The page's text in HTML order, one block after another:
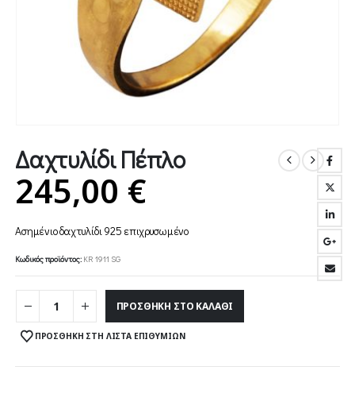
Δαχτυλίδι Πέπλο
245,00 €
Ασημένιο δαχτυλίδι 925 επιχρυσωμένο
Κωδικός προϊόντος: KR 1911 SG
ΠΡΟΣΘΉΚΗ ΣΤΟ ΚΑΛΆΘΙ
ΠΡΟΣΘΉΚΗ ΣΤΗ ΛΊΣΤΑ ΕΠΙΘΥΜΙΏΝ